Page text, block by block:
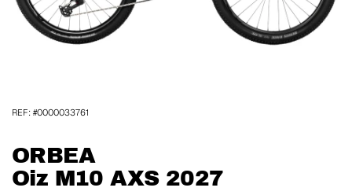
ORBEA
Oiz M10 AXS 2027
REF: #0000033761